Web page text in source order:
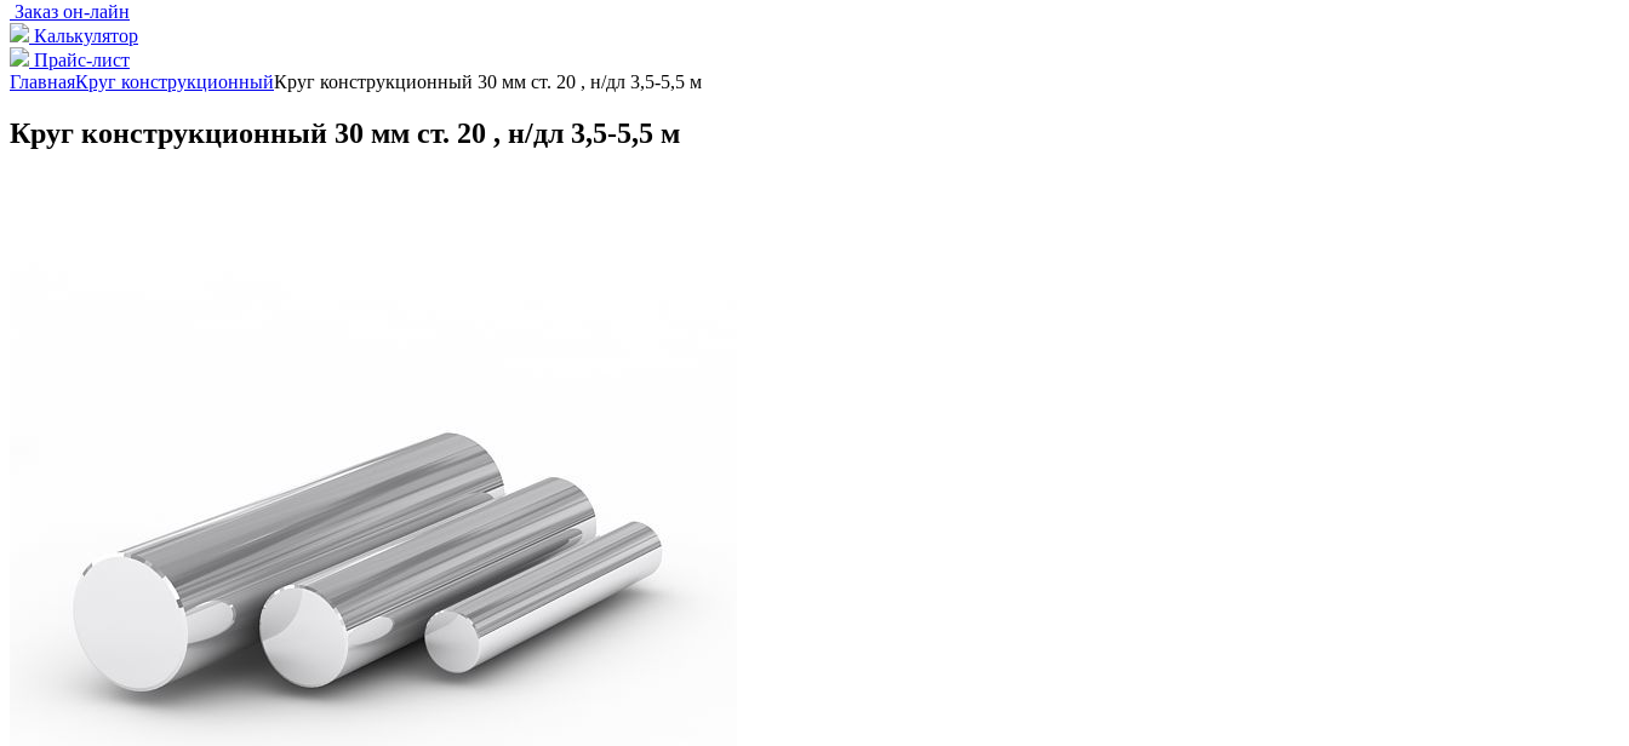
Заказ он-лайн
Калькулятор
Прайс-лист
ГлавнаяКруг конструкционныйКруг конструкционный 30 мм ст. 20 , н/дл 3,5-5,5 м
Круг конструкционный 30 мм ст. 20 , н/дл 3,5-5,5 м